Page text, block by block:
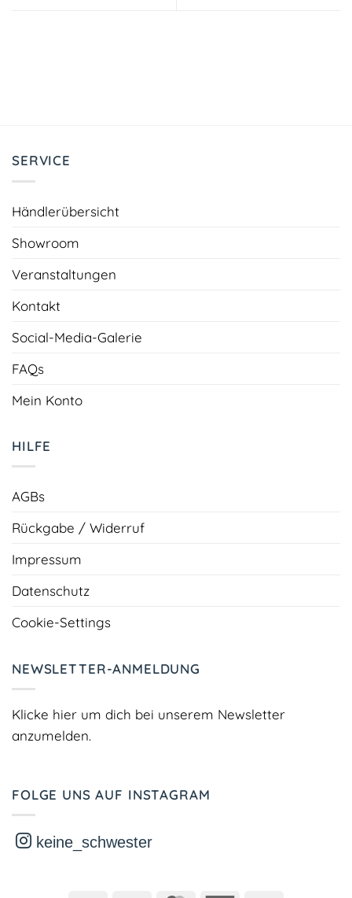
SERVICE
Händlerübersicht
Showroom
Veranstaltungen
Kontakt
Social-Media-Galerie
FAQs
Mein Konto
HILFE
AGBs
Rückgabe / Widerruf
Impressum
Datenschutz
Cookie-Settings
NEWSLETTER-ANMELDUNG
Klicke hier um dich bei unserem Newsletter
anzumelden.
FOLGE UNS AUF INSTAGRAM
keine_schwester